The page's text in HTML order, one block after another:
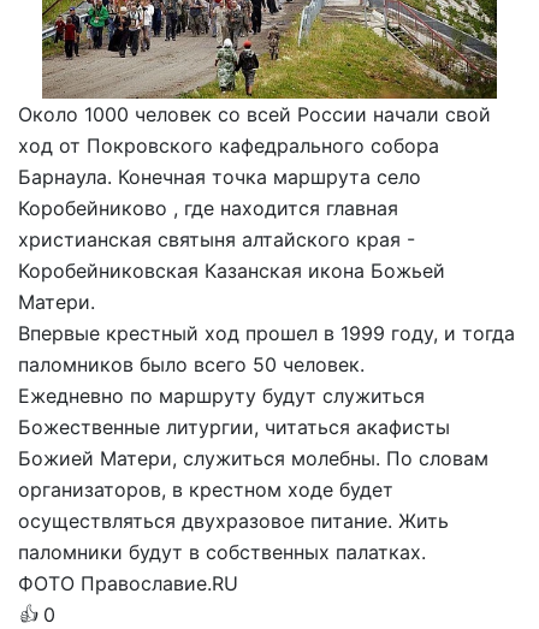
Около 1000 человек со всей России начали свой
ход от Покровского кафедрального собора
Барнаула. Конечная точка маршрута село
Коробейниково , где находится главная
христианская святыня алтайского края -
Коробейниковская Казанская икона Божьей
Матери.
Впервые крестный ход прошел в 1999 году, и тогда
паломников было всего 50 человек.
Ежедневно по маршруту будут служиться
Божественные литургии, читаться акафисты
Божией Матери, служиться молебны. По словам
организаторов, в крестном ходе будет
осуществляться двухразовое питание. Жить
паломники будут в собственных палатках.
ФОТО Православие.RU
👍 0